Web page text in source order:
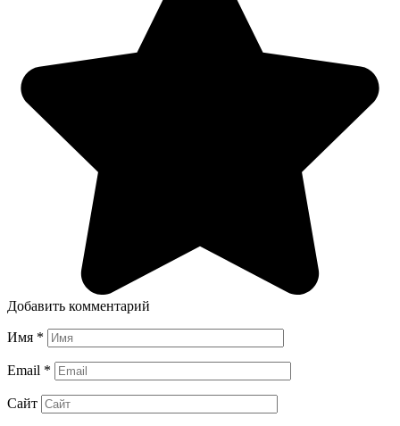
Добавить комментарий
Имя *
Email *
Сайт